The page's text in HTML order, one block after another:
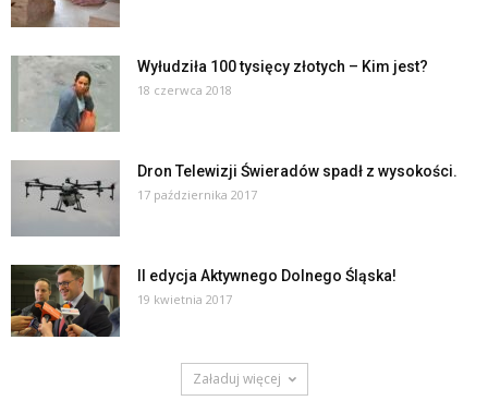
Wyłudziła 100 tysięcy złotych – Kim jest?
18 czerwca 2018
Dron Telewizji Świeradów spadł z wysokości.
17 października 2017
II edycja Aktywnego Dolnego Śląska!
19 kwietnia 2017
Załaduj więcej